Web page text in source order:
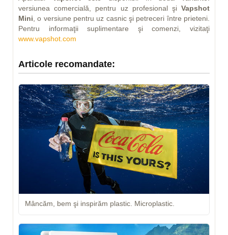
versiunea comercială, pentru uz profesional şi Vapshot
Mini , o versiune pentru uz casnic şi petreceri între prieteni.
Pentru informaţii suplimentare şi comenzi, vizitaţi
www.vapshot.com
Articole recomandate:
Mâncăm, bem şi inspirăm plastic. Microplastic.